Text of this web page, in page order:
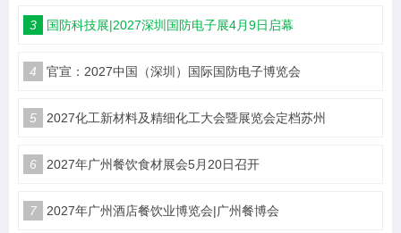
3 国防科技展|2027深圳国防电子展4月9日启幕
4 官宣：2027中国（深圳）国际国防电子博览会
5 2027化工新材料及精细化工大会暨展览会定档苏州
6 2027年广州餐饮食材展会5月20日召开
7 2027年广州酒店餐饮业博览会|广州餐博会